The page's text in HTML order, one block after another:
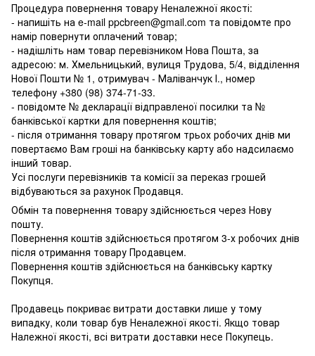
Процедура повернення товару Неналежної якості:
- напишіть на e-mail ppcbreen@gmail.com та повідомте про
намір повернути оплачений товар;
- надішліть нам товар перевізником Нова Пошта, за
адресою: м. Хмельницький, вулиця Трудова, 5/4, відділення
Нової Пошти № 1, отримувач - Маліванчук І., номер
телефону +380 (98) 374-71-33.
- повідомте № декларації відправленої посилки та №
банківської картки для повернення коштів;
- після отримання товару протягом трьох робочих днів ми
повертаємо Вам гроші на банківську карту або надсилаємо
інший товар.
Усі послуги перевізників та комісії за переказ грошей
відбуваються за рахунок Продавця.
Обмін та повернення товару здійснюється через Нову
пошту.
Повернення коштів здійснюється протягом 3-х робочих днів
після отримання товару Продавцем.
Повернення коштів здійснюється на банківську картку
Покупця.
Продавець покриває витрати доставки лише у тому
випадку, коли товар був Неналежної якості. Якщо товар
Належної якості, всі витрати доставки несе Покупець.